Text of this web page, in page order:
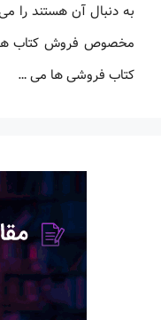
به دنبال آن هستند را
مخصوص فروش کتاب
کتاب فروشی ها می …